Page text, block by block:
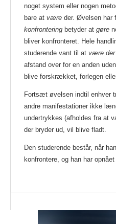
noget system eller nogen
bare at være der. Øvelsen har
konfrontering betyder at gøre
bliver konfronteret. Hele
studerende vant til at være der
afstand over for en anden
blive forskrækket, forlegen
Fortsæt øvelsen indtil enhver
andre manifestationer ikke
undertrykkes (afholdes fra at
der bryder ud, vil blive fladt.
Den studerende består, når
konfrontere, og han har opnået